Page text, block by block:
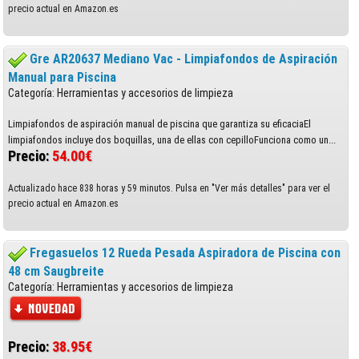
precio actual en Amazon.es
Gre AR20637 Mediano Vac - Limpiafondos de Aspiración
Manual para Piscina
Categoría: Herramientas y accesorios de limpieza
Limpiafondos de aspiración manual de piscina que garantiza su eficaciaEl
limpiafondos incluye dos boquillas, una de ellas con cepilloFunciona como un...
Precio: 54.00€
Actualizado hace 838 horas y 59 minutos. Pulsa en "Ver más detalles" para ver el
precio actual en Amazon.es
Fregasuelos 12 Rueda Pesada Aspiradora de Piscina con
48 cm Saugbreite
Categoría: Herramientas y accesorios de limpieza
Precio: 38.95€